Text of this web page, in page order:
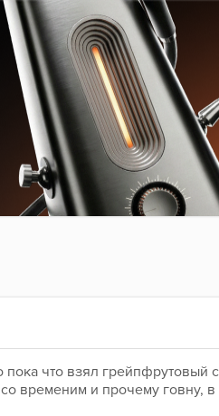
что взял
временим и прочему говну,